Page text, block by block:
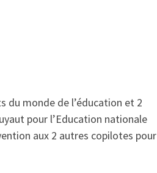
du monde de l’éducation et 2
pour l’Education nationale
aux 2 autres copilotes pour